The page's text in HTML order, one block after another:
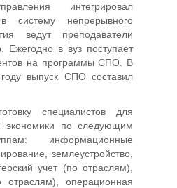
интегрировал
непрерывного
ведут преподаватели
в вуз поступает
на программы СПО. В
выпуск СПО составил
специалистов для
экономики по следующим
информационные
землеустройство,
учет (по отраслям),
отраслям), операционная